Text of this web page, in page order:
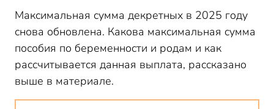
Максимальная сумма декретных в 2025 году
снова обновлена. Какова максимальная сумма
пособия по беременности и родам и как
рассчитывается данная выплата, рассказано
выше в материале.